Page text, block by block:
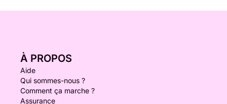
À PROPOS
Aide
Qui sommes-nous ?
Comment ça marche ?
Assurance